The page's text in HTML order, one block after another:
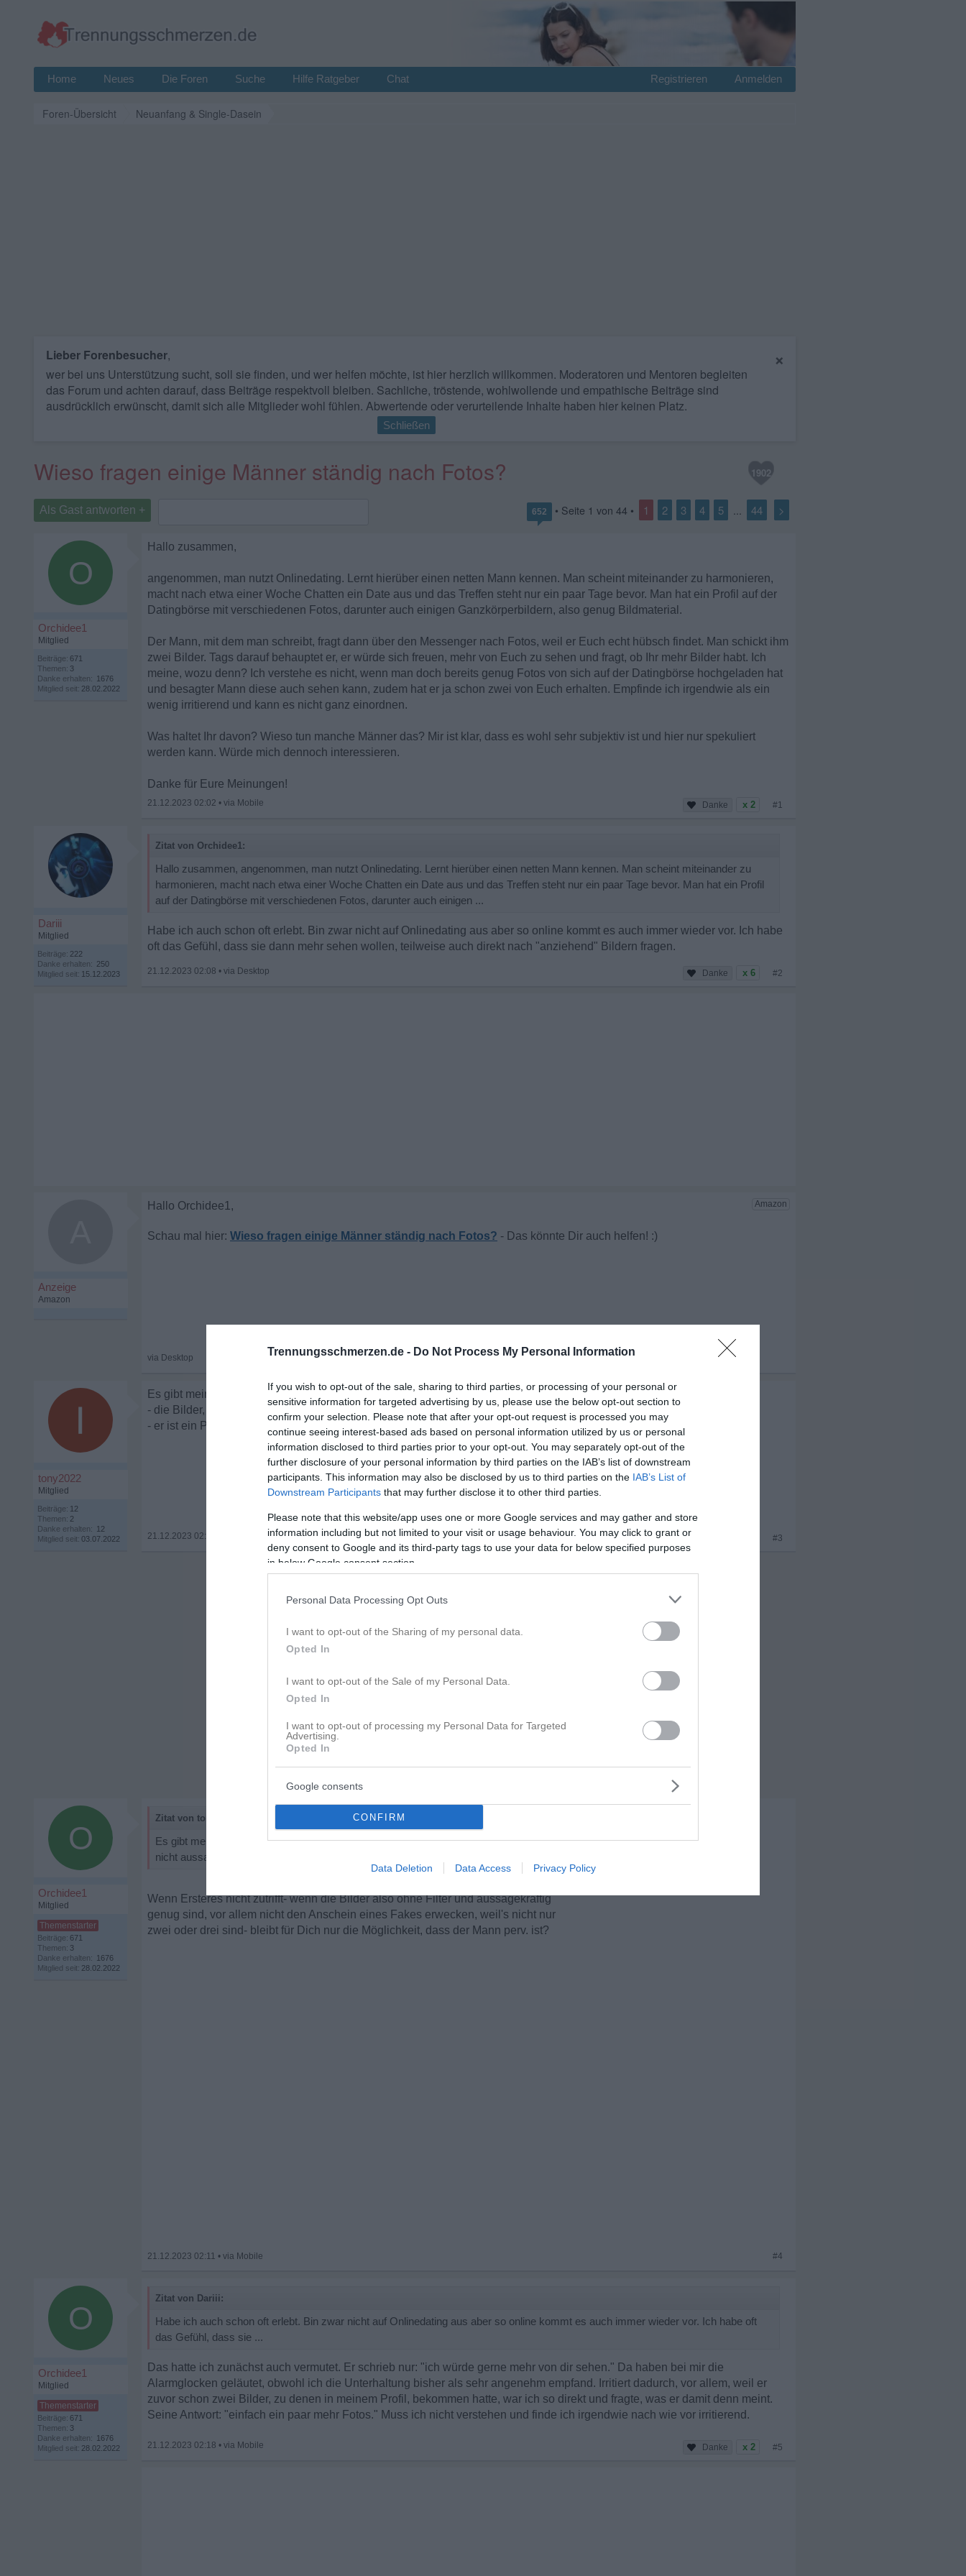
Trennungsschmerzen.de - Do Not Process My Personal Information
If you wish to opt-out of the sale, sharing to third parties, or processing of your personal or
sensitive information for targeted advertising by us, please use the below opt-out section to
confirm your selection. Please note that after your opt-out request is processed you may
continue seeing interest-based ads based on personal information utilized by us or personal
information disclosed to third parties prior to your opt-out. You may separately opt-out of the
further disclosure of your personal information by third parties on the IAB’s list of downstream
participants. This information may also be disclosed by us to third parties on the IAB’s List of
Downstream Participants that may further disclose it to other third parties.
Please note that this website/app uses one or more Google services and may gather and store
information including but not limited to your visit or usage behaviour. You may click to grant or
deny consent to Google and its third-party tags to use your data for below specified purposes
in below Google consent section.
Personal Data Processing Opt Outs
I want to opt-out of the Sharing of my personal data.
Opted In
I want to opt-out of the Sale of my Personal Data.
Opted In
I want to opt-out of processing my Personal Data for Targeted
Advertising.
Opted In
Google consents
CONFIRM
Data Deletion Data Access Privacy Policy
Home Neues Die Foren Suche Hilfe Ratgeber Chat Anmelden
Registrieren
Foren-Übersicht Neuanfang & Single-Dasein
×
Lieber Forenbesucher,
wer bei uns Unterstützung sucht, soll sie finden, und wer helfen möchte, ist hier herzlich willkommen. Moderatoren und Mentoren begleiten
das Forum und achten darauf, dass Beiträge respektvoll bleiben. Sachliche, tröstende, wohlwollende und empathische Beiträge sind
ausdrücklich erwünscht, damit sich alle Mitglieder wohl fühlen. Abwertende oder verurteilende Inhalte haben hier keinen Platz.
Schließen
1902
Wieso fragen einige Männer ständig nach Fotos?
Als Gast antworten + 652 • Seite 1 von 44 • 1 2 3 4 5 ... 44 >
O
Orchidee1
Mitglied
Beiträge: 671
Themen: 3
Danke erhalten: 1676
Mitglied seit: 28.02.2022
Hallo zusammen,
angenommen, man nutzt Onlinedating. Lernt hierüber einen netten Mann kennen. Man scheint miteinander zu harmonieren,
macht nach etwa einer Woche Chatten ein Date aus und das Treffen steht nur ein paar Tage bevor. Man hat ein Profil auf der
Datingbörse mit verschiedenen Fotos, darunter auch einigen Ganzkörperbildern, also genug Bildmaterial.
Der Mann, mit dem man schreibt, fragt dann über den Messenger nach Fotos, weil er Euch echt hübsch findet. Man schickt ihm
zwei Bilder. Tags darauf behauptet er, er würde sich freuen, mehr von Euch zu sehen und fragt, ob Ihr mehr Bilder habt. Ich
meine, wozu denn? Ich verstehe es nicht, wenn man doch bereits genug Fotos von sich auf der Datingbörse hochgeladen hat
und besagter Mann diese auch sehen kann, zudem hat er ja schon zwei von Euch erhalten. Empfinde ich irgendwie als ein
wenig irritierend und kann es nicht ganz einordnen.
Was haltet Ihr davon? Wieso tun manche Männer das? Mir ist klar, dass es wohl sehr subjektiv ist und hier nur spekuliert
werden kann. Würde mich dennoch interessieren.
Danke für Eure Meinungen!
21.12.2023 02:02 • x 2 #1
Dariii
Mitglied
Beiträge: 222
Danke erhalten: 250
Mitglied seit: 15.12.2023
Zitat von Orchidee1:
Hallo zusammen, angenommen, man nutzt Onlinedating. Lernt hierüber einen netten Mann kennen. Man scheint miteinander zu
harmonieren, macht nach etwa einer Woche Chatten ein Date aus und das Treffen steht nur ein paar Tage bevor. Man hat ein Profil
auf der Datingbörse mit verschiedenen Fotos, darunter auch einigen ...
Habe ich auch schon oft erlebt. Bin zwar nicht auf Onlinedating aus aber so online kommt es auch immer wieder vor. Ich habe
oft das Gefühl, dass sie dann mehr sehen wollen, teilweise auch direkt nach "anziehend" Bildern fragen.
21.12.2023 02:08 • x 6 #2
Wieso fragen einige Männer ständig nach Fotos?
tony2022
Mitglied
Beiträge: 12
Themen: 2
Danke erhalten: 12
Mitglied seit: 03.07.2022
Es gibt meiner Meinung nach 2 mögliche Gründe:
- die Bilder, die er bereits hat sind nicht aussagekräftig genug (Filter, Aufnahmewinkel, Perspektive, etc)
- er ist ein Perverser
21.12.2023 02:09 #3
O
Orchidee1
Mitglied
Beiträge: 671
Themen: 3
Danke erhalten: 1676
Mitglied seit: 28.02.2022
Zitat von tony2022:
Es gibt meiner Meinung nach 2 mögliche Gründe: - die Bilder, die er bereits hat sind
nicht aussagekräftig genug (Filter, Aufnahmewinkel, ...
Wenn Ersteres nicht zutrifft- wenn die Bilder also ohne Filter und aussagekräftig
genug sind, vor allem nicht den Anschein eines Fakes erwecken, weil's nicht nur
zwei oder drei sind- bleibt für Dich nur die Möglichkeit, dass der Mann perv. ist?
21.12.2023 02:11 • #4
O
Orchidee1
Mitglied
Beiträge: 671
Themen: 3
Danke erhalten: 1676
Mitglied seit: 28.02.2022
Zitat von Dariii:
Habe ich auch schon oft erlebt. Bin zwar nicht auf Onlinedating aus aber so online kommt es auch immer wieder vor. Ich habe oft
das Gefühl, dass sie ...
Das hatte ich zunächst auch vermutet. Er schrieb nur: "ich würde gerne mehr von dir sehen." Da haben bei mir die
Alarmglocken geläutet, obwohl ich die Unterhaltung bisher als sehr angenehm empfand. Irritiert dadurch, vor allem, weil er
zuvor schon zwei Bilder, zu denen in meinem Profil, bekommen hatte, war ich so direkt und fragte, was er damit denn meint.
Seine Antwort: "einfach ein paar mehr Fotos." Muss ich nicht verstehen und finde ich irgendwie nach wie vor irritierend.
21.12.2023 02:18 • x 2 #5